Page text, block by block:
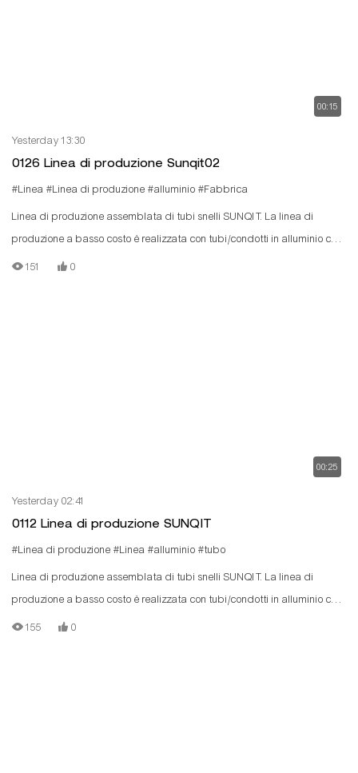
00:15
Yesterday 13:30
0126 Linea di produzione Sunqit02
#Linea #Linea di produzione #alluminio #Fabbrica
Linea di produzione assemblata di tubi snelli SUNQIT. La linea di
produzione a basso costo è realizzata con tubi/condotti in alluminio con
scanalatura a T, connettori in alluminio, rulliere in acciaio e pannelli in
151 0
00:25
Yesterday 02:41
0112 Linea di produzione SUNQIT
#Linea di produzione #Linea #alluminio #tubo
Linea di produzione assemblata di tubi snelli SUNQIT. La linea di
produzione a basso costo è realizzata con tubi/condotti in alluminio con
scanalatura a T, connettori in alluminio, rulliere in acciaio e pannelli in
155 0